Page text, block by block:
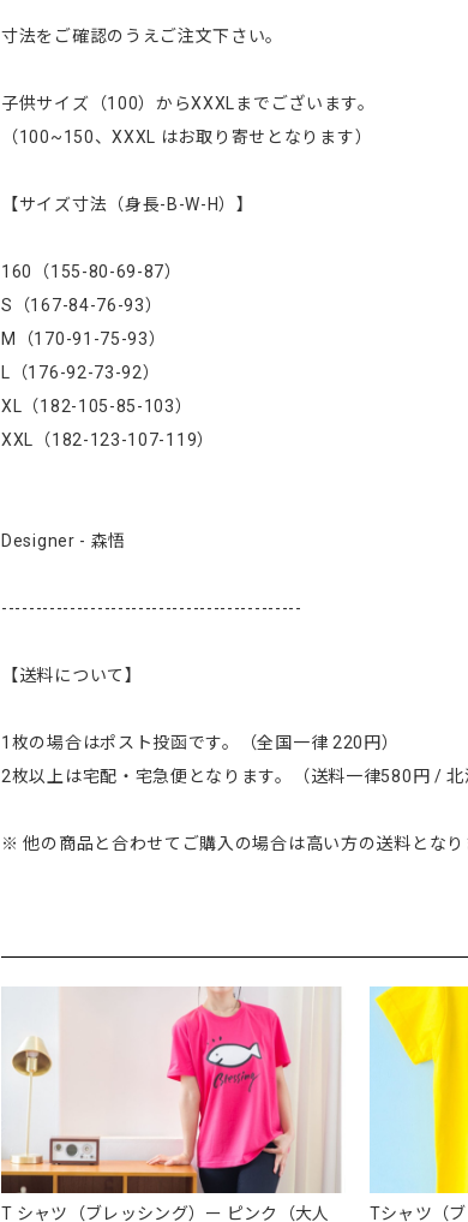
寸法をご確認のうえご注文下さい。
子供サイズ（100）からXXXLまでございます。
（100~150、XXXL はお取り寄せとなります）
【サイズ寸法（身長-B-W-H）】
160（155-80-69-87）
S（167-84-76-93）
M（170-91-75-93）
L（176-92-73-92）
XL（182-105-85-103）
XXL（182-123-107-119）
Designer - 森悟
--------------------------------------------
【送料について】
1枚の場合はポスト投函です。（全国一律 220円）
2枚以上は宅配・宅急便となります。（送料一律580円 /
※ 他の商品と合わせてご購入の場合は高い方の送料となり
T シャツ（ブレッシング）ー ピンク（大人
Tシャツ（